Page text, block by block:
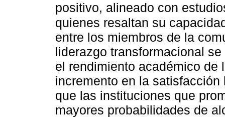
positivo, alineado con
quienes resaltan su
entre los miembros de la
liderazgo transformacional
el rendimiento académico de
incremento en la
que las instituciones que
mayores probabilidades de